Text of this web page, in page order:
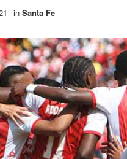
in Santa Fe